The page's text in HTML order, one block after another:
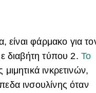
είναι φάρμακο για
διαβήτη τύπου 2. Το
ινκρετινών,
ινσουλίνης όταν